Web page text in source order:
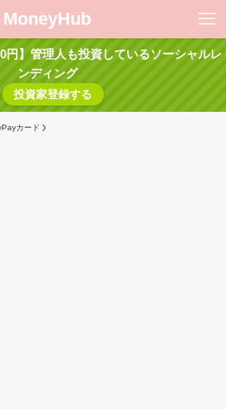
MoneyHub
円】管理人も投資しているソーシャルレ
ンディング
投資家登録する
カード